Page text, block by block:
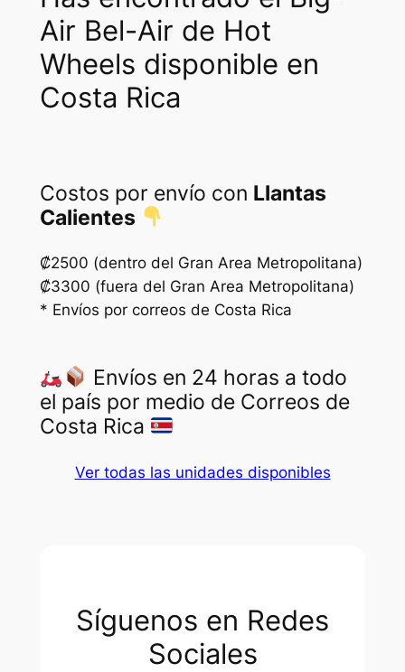
:
₡
2
0
.
1
0
0
Air Bel-Air de Hot
Wheels disponible en
Costa Rica
Costos por envío con Llantas
Calientes
₡2500 (dentro del Gran Area Metropolitana)
₡3300 (fuera del Gran Area Metropolitana)
* Envíos por correos de Costa Rica
Envíos en 24 horas a todo
el país por medio de Correos de
Costa Rica
Ver todas las unidades disponibles
Síguenos en Redes
Sociales